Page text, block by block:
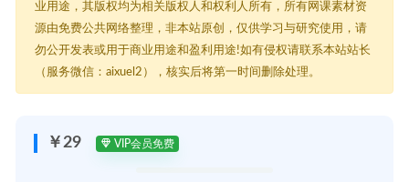
业用途，其版权均为相关版权人和权利人所有，所有网课素材资
源由免费公共网络整理，非本站原创，仅供学习与研究使用，请
勿公开发表或用于商业用途和盈利用途!如有侵权请联系本站站长
（服务微信：aixuel2），核实后将第一时间删除处理。
￥29 VIP会员免费